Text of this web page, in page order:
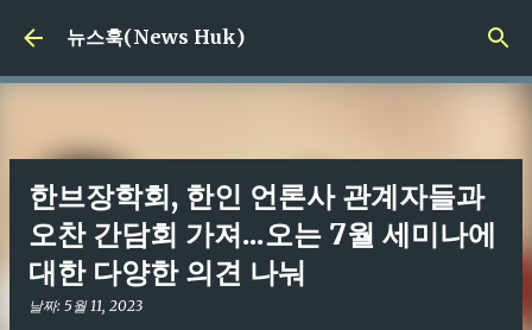
기본 콘텐츠로 건너뛰기
뉴스훅(News Huk)
한브장학회, 한인 언론사 관계자들과
오찬 간담회 가져...오는 7월 세미나에
대한 다양한 의견 나눠
날짜: 5월 11, 2023